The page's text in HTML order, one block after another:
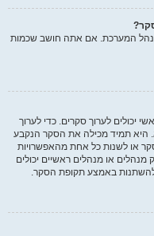
מנהל המערכת. אם אתה חושב שכמות
יכולים לערוך סקרים. כדי לערוך
היא תמיד מכילה את הסקר הנקבע
או לשנות כל אחת מהאפשרויות
או מנהלים ראשיים יכולים
להשתנות באמצע תקופת הסקר.